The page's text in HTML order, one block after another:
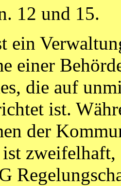
12 und 15.
ein
einer
die auf
ist.
der